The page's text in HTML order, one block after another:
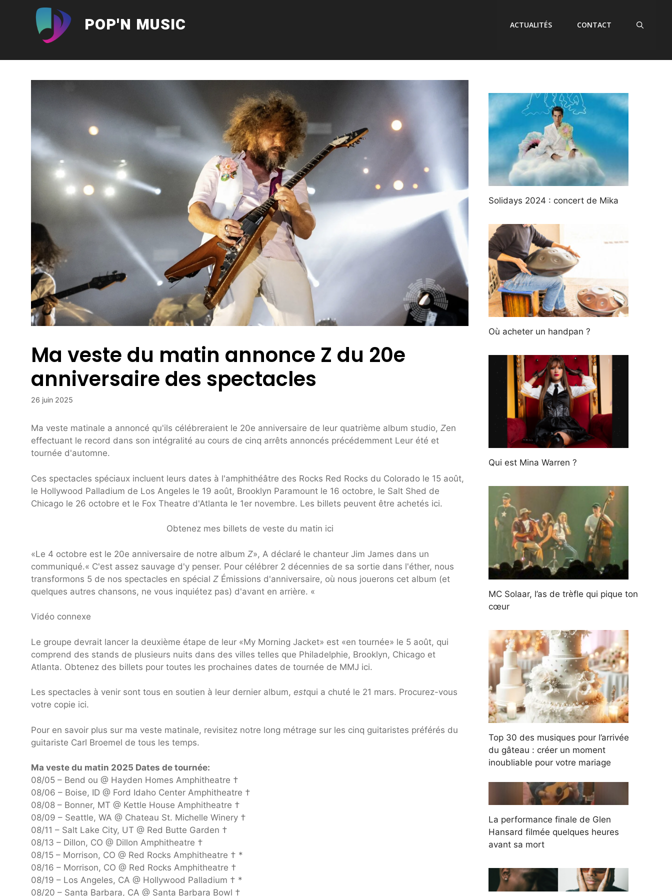
POP'N MUSIC ACTUALITÉS CONTACT
Ma veste du matin annonce Z du 20e
anniversaire des spectacles
26 juin 2025
Ma veste matinale a annoncé qu'ils célébreraient le 20e anniversaire de leur quatrième album studio, Zen
effectuant le record dans son intégralité au cours de cinq arrêts annoncés précédemment Leur été et
tournée d'automne.
Ces spectacles spéciaux incluent leurs dates à l'amphithéâtre des Rocks Red Rocks du Colorado le 15 août,
le Hollywood Palladium de Los Angeles le 19 août, Brooklyn Paramount le 16 octobre, le Salt Shed de
Chicago le 26 octobre et le Fox Theatre d'Atlanta le 1er novembre. Les billets peuvent être achetés ici.
Obtenez mes billets de veste du matin ici
«Le 4 octobre est le 20e anniversaire de notre album Z», A déclaré le chanteur Jim James dans un
communiqué.« C'est assez sauvage d'y penser. Pour célébrer 2 décennies de sa sortie dans l'éther, nous
transformons 5 de nos spectacles en spécial Z Émissions d'anniversaire, où nous jouerons cet album (et
quelques autres chansons, ne vous inquiétez pas) d'avant en arrière. «
Vidéo connexe
Le groupe devrait lancer la deuxième étape de leur «My Morning Jacket» est «en tournée» le 5 août, qui
comprend des stands de plusieurs nuits dans des villes telles que Philadelphie, Brooklyn, Chicago et
Atlanta. Obtenez des billets pour toutes les prochaines dates de tournée de MMJ ici.
Les spectacles à venir sont tous en soutien à leur dernier album, estqui a chuté le 21 mars. Procurez-vous
votre copie ici.
Pour en savoir plus sur ma veste matinale, revisitez notre long métrage sur les cinq guitaristes préférés du
guitariste Carl Broemel de tous les temps.
Ma veste du matin 2025 Dates de tournée:
08/05 – Bend ou @ Hayden Homes Amphitheatre †
08/06 – Boise, ID @ Ford Idaho Center Amphitheatre †
08/08 – Bonner, MT @ Kettle House Amphitheatre †
08/09 – Seattle, WA @ Chateau St. Michelle Winery †
08/11 – Salt Lake City, UT @ Red Butte Garden †
08/13 – Dillon, CO @ Dillon Amphitheatre †
08/15 – Morrison, CO @ Red Rocks Amphitheatre † *
08/16 – Morrison, CO @ Red Rocks Amphitheatre †
08/19 – Los Angeles, CA @ Hollywood Palladium † *
08/20 – Santa Barbara, CA @ Santa Barbara Bowl †
Solidays 2024 : concert de Mika
Où acheter un handpan ?
Qui est Mina Warren ?
MC Solaar, l’as de trèfle qui pique ton
cœur
Top 30 des musiques pour l’arrivée
du gâteau : créer un moment
inoubliable pour votre mariage
La performance finale de Glen
Hansard filmée quelques heures
avant sa mort